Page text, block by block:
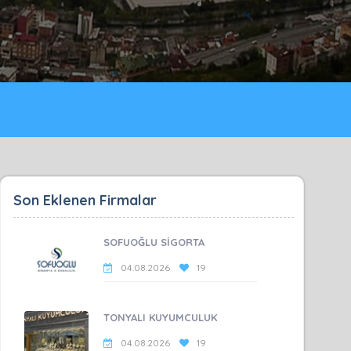
Son Eklenen Firmalar
SOFUOĞLU SİGORTA
04.08.2026 19
TONYALI KUYUMCULUK
04.08.2026 19